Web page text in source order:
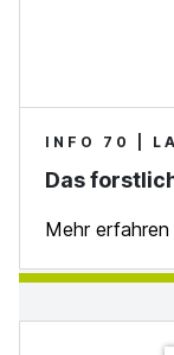
INFO 70 |
Das
Mehr erfahren